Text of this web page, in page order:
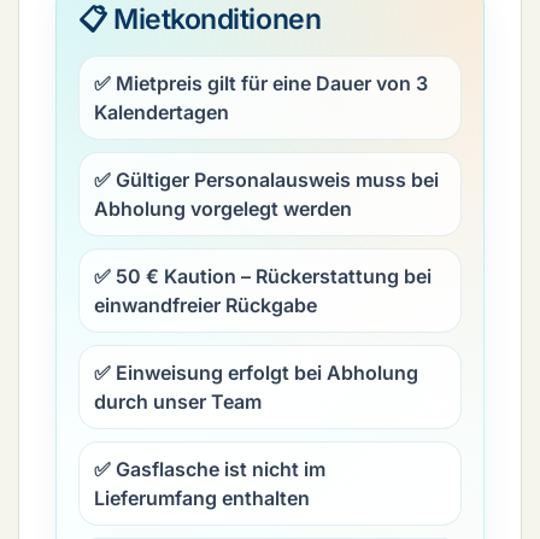
📋 Mietkonditionen
✅ Mietpreis gilt für eine Dauer von 3
Kalendertagen
✅ Gültiger Personalausweis muss bei
Abholung vorgelegt werden
✅ 50 € Kaution – Rückerstattung bei
einwandfreier Rückgabe
✅ Einweisung erfolgt bei Abholung
durch unser Team
✅ Gasflasche ist nicht im
Lieferumfang enthalten